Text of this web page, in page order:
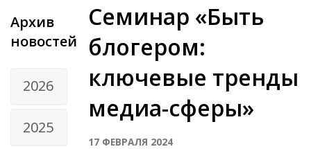
Архив
новостей
2026
2025
Семинар «Быть
блогером:
ключевые тренды
медиа-сферы»
17 ФЕВРАЛЯ 2024